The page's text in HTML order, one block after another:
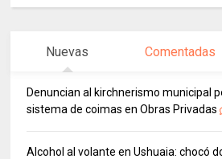
Nuevas Comentadas
Denuncian al kirchnerismo municipal
sistema de coimas en Obras Privadas
Alcohol al volante en Ushuaia: chocó